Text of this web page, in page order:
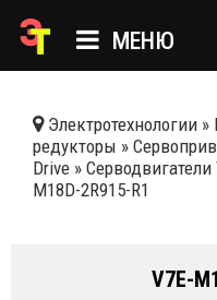
МЕНЮ
КАТАЛОГ
О КОМПАНИИ
НОВОСТИ
Электротехнологии »
редукторы »
Drive » Серводвигатели
M18D-2R915-R1
V7E-